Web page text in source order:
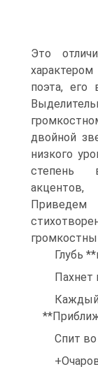
Это
поэта, его
двойной
низкого
степень
Глубь
Пахнет
Спит